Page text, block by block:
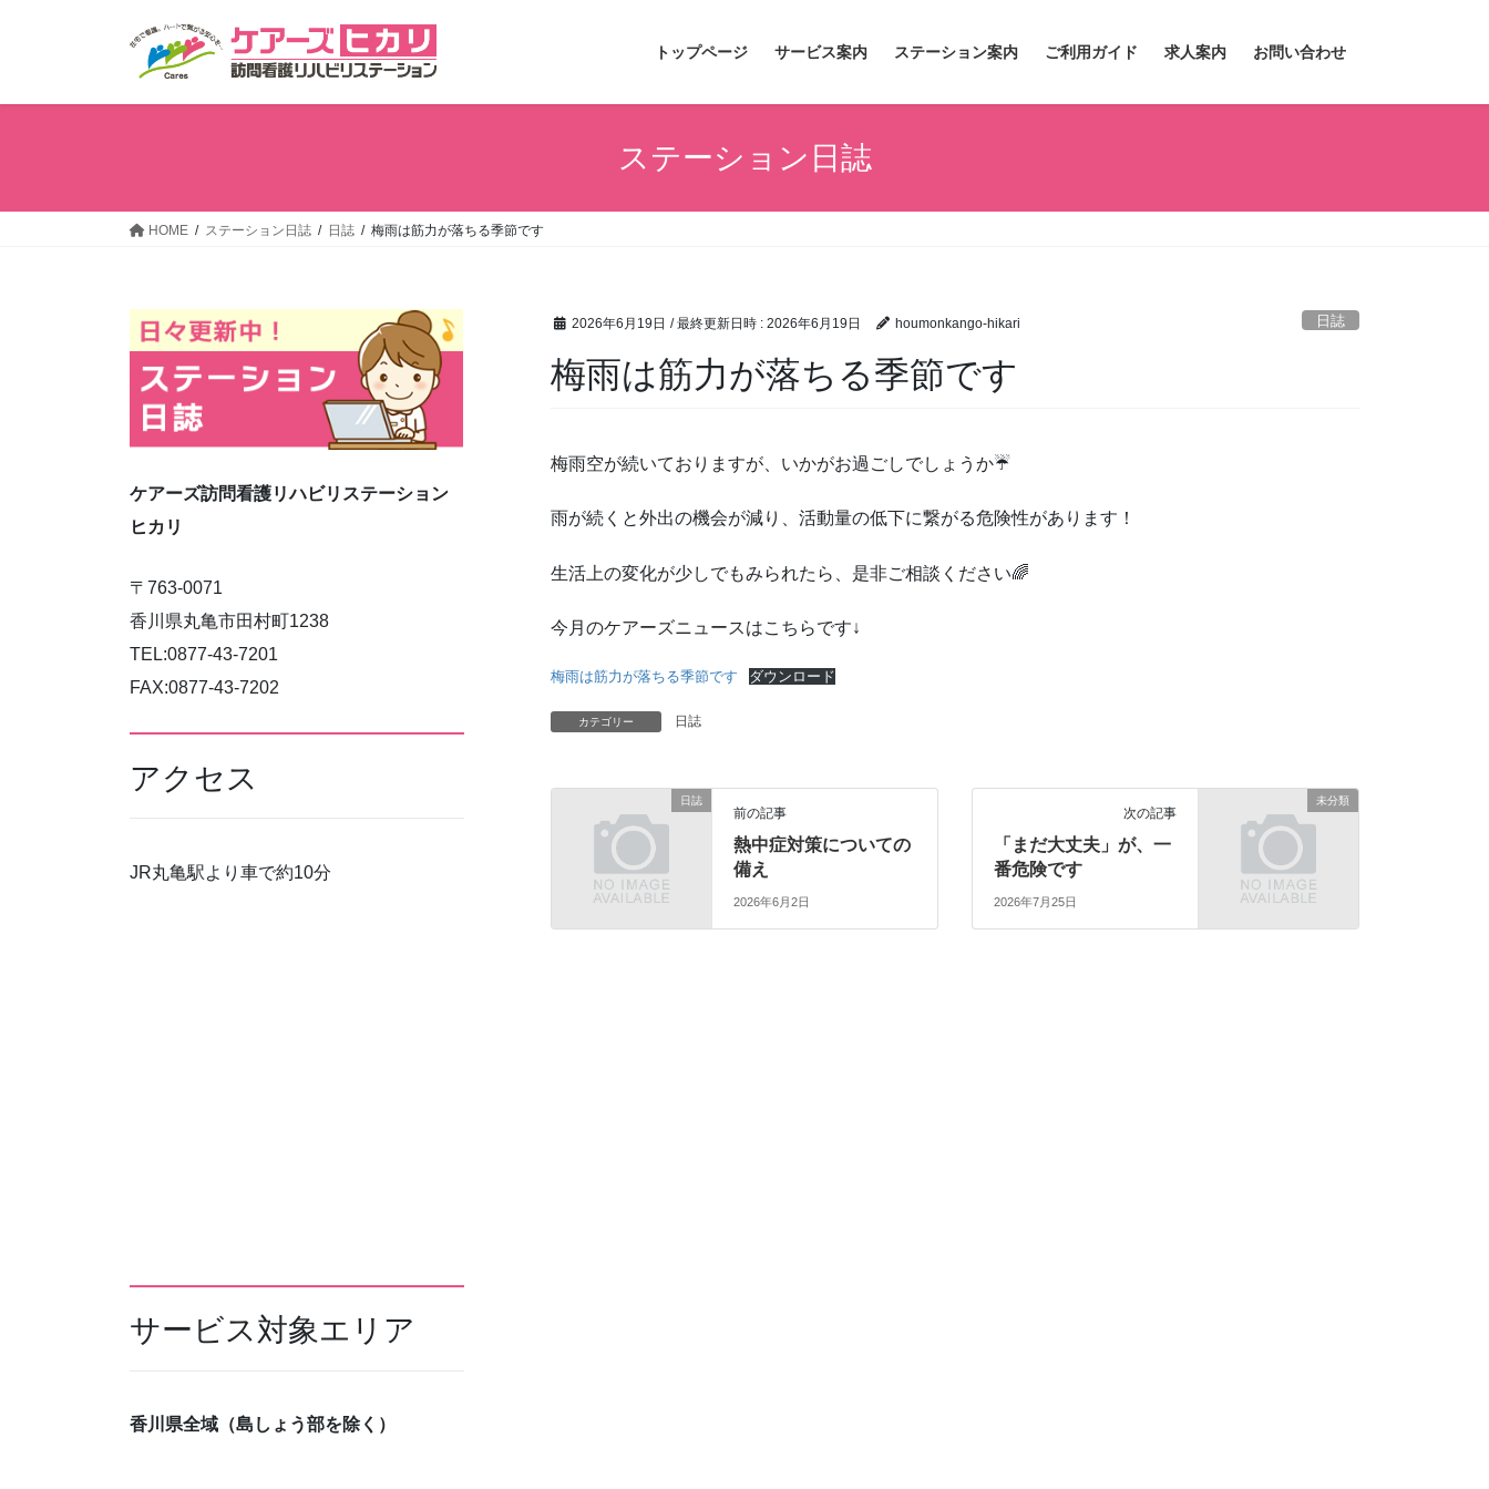
トップページ サービス案内 ステーション案内 ご利用ガイド 求人案内 お問い合わせ
ステーション日誌
HOME ステーション日誌 日誌 梅雨は筋力が落ちる季節です
2026年6月19日 / 最終更新日時 : 2026年6月19日 houmonkango-hikari 日誌
梅雨は筋力が落ちる季節です
梅雨空が続いておりますが、いかがお過ごしでしょうか☔
雨が続くと外出の機会が減り、活動量の低下に繋がる危険性があります！
生活上の変化が少しでもみられたら、是非ご相談ください🌈
今月のケアーズニュースはこちらです↓
梅雨は筋力が落ちる季節です ダウンロード
カテゴリー 日誌
日誌
前の記事
熱中症対策についての
備え
2026年6月2日
未分類
次の記事
「まだ大丈夫」が、一
番危険です
2026年7月25日
ケアーズ訪問看護リハビリステーション
ヒカリ
〒763-0071
香川県丸亀市田村町1238
TEL:0877-43-7201
FAX:0877-43-7202
アクセス
JR丸亀駅より車で約10分
サービス対象エリア
香川県全域（島しょう部を除く）